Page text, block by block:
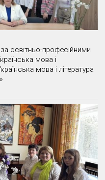
за освітньо-професійними
мова і
мова і література